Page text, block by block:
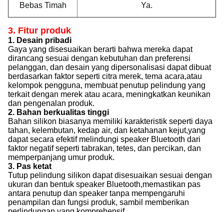
Bebas Timah Ya.
3. Fitur produk
1. Desain pribadi
Gaya yang disesuaikan berarti bahwa mereka dapat
dirancang sesuai dengan kebutuhan dan preferensi
pelanggan, dan desain yang dipersonalisasi dapat dibuat
berdasarkan faktor seperti citra merek, tema acara,atau
kelompok pengguna, membuat penutup pelindung yang
terkait dengan merek atau acara, meningkatkan keunikan
dan pengenalan produk.
2. Bahan berkualitas tinggi
Bahan silikon biasanya memiliki karakteristik seperti daya
tahan, kelembutan, kedap air, dan ketahanan kejut,yang
dapat secara efektif melindungi speaker Bluetooth dari
faktor negatif seperti tabrakan, tetes, dan percikan, dan
memperpanjang umur produk.
3. Pas ketat
Tutup pelindung silikon dapat disesuaikan sesuai dengan
ukuran dan bentuk speaker Bluetooth,memastikan pas
antara penutup dan speaker tanpa mempengaruhi
penampilan dan fungsi produk, sambil memberikan